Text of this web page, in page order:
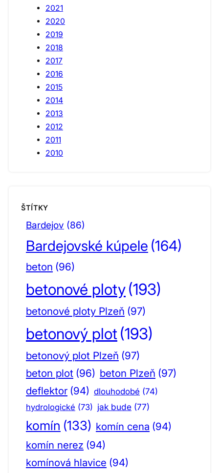
2021
2020
2019
2018
2017
2016
2015
2014
2013
2012
2011
2010
ŠTÍTKY
Bardejov (86)
Bardejovské kúpele (164)
beton (96)
betonové ploty(193)
betonové ploty Plzeň (97)
betonový plot (193)
betonový plot Plzeň (97)
beton plot (96) beton Plzeň (97)
deflektor (94) dlouhodobé (74)
hydrologické (73) jak bude (77)
komín (133) komín cena (94)
komín nerez (94)
komínová hlavice (94)